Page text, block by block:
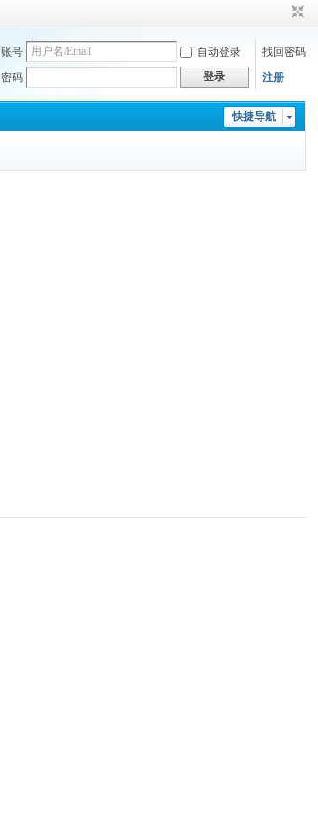
账号 自动登录
找回密码
密码
登录 注册
快捷导航